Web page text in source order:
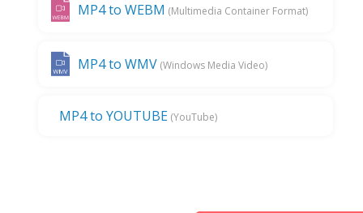
MP4 to WEBM (Multimedia Container Format)
MP4 to WMV (Windows Media Video)
MP4 to YOUTUBE (YouTube)